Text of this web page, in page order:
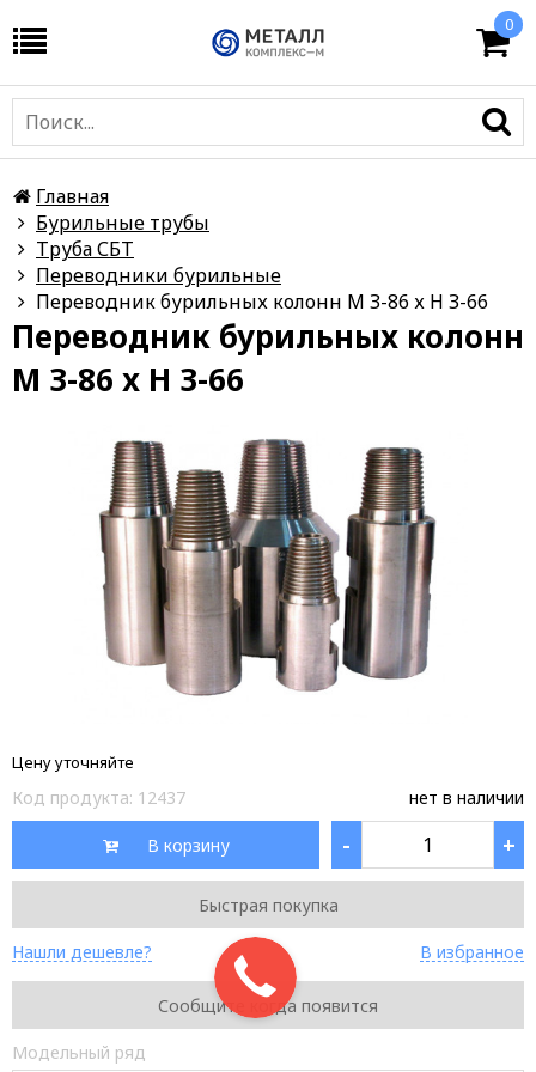
0
Главная
Бурильные трубы
Труба СБТ
Переводники бурильные
Переводник бурильных колонн М З-86 х Н З-66
Переводник бурильных колонн
М З-86 х Н З-66
Цену уточняйте
Код продукта: 12437 нет в наличии
В корзину - +
Быстрая покупка
Нашли дешевле? В избранное
Сообщите когда появится
Модельный ряд